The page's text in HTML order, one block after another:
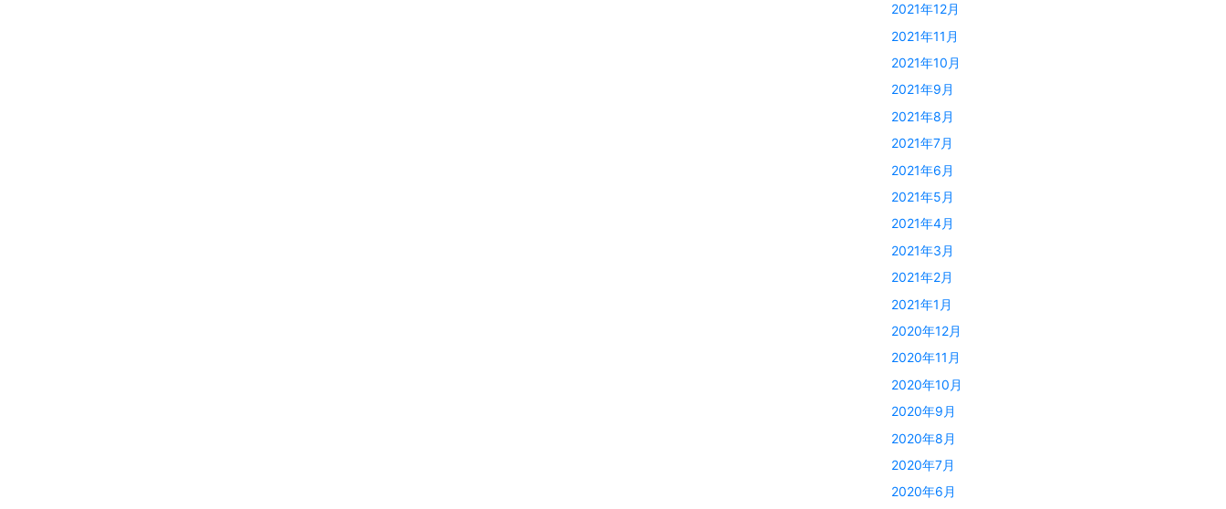
2021年12月
2021年11月
2021年10月
2021年9月
2021年8月
2021年7月
2021年6月
2021年5月
2021年4月
2021年3月
2021年2月
2021年1月
2020年12月
2020年11月
2020年10月
2020年9月
2020年8月
2020年7月
2020年6月